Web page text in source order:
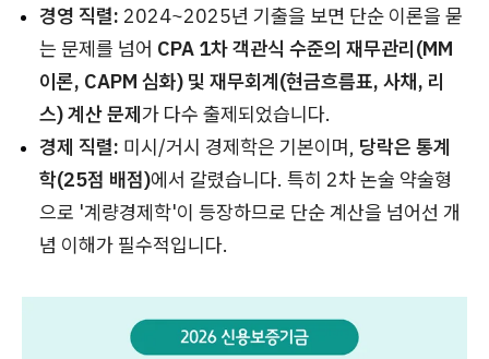
경영 직렬: 2024~2025년 기출을 보면 단순 이론을 묻
는 문제를 넘어 CPA 1차 객관식 수준의 재무관리(MM
이론, CAPM 심화) 및 재무회계(현금흐름표, 사채, 리
스) 계산 문제가 다수 출제되었습니다.
경제 직렬: 미시/거시 경제학은 기본이며, 당락은 통계
학(25점 배점)에서 갈렸습니다. 특히 2차 논술 약술형
으로 '계량경제학'이 등장하므로 단순 계산을 넘어선 개
념 이해가 필수적입니다.